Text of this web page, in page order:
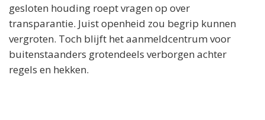
gesloten houding roept vragen op over
transparantie. Juist openheid zou begrip kunnen
vergroten. Toch blijft het aanmeldcentrum voor
buitenstaanders grotendeels verborgen achter
regels en hekken.